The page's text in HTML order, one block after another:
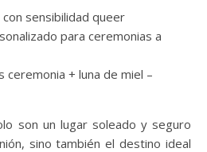
sensibilidad queer
para ceremonias a
ceremonia + luna de miel –
son un lugar soleado y seguro
sino también el destino ideal